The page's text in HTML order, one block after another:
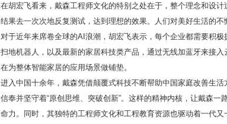
在胡宏飞看来，戴森工程师文化的特别之处在于，整个理念和设
结果去一次次地反复测试，达到理想的效果。人们对美好生活的不
对于近年来席卷全球的AI浪潮，胡宏飞表示，每个企业都需要积
扫地机器人，以及最新的家居科技类产品，通过无线加蓝牙来接
在为整体智能家居的应用场景做铺垫。
进入中国十余年，戴森凭借颠覆式科技不断帮助中国家庭改善生
信奉并坚守着“原创思维、突破创新”。这样的精神内核，让戴森
命力。同时，其独特的工程师文化和工程教育资源也驱动着一代